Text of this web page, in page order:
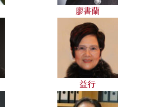
廖書蘭
益行